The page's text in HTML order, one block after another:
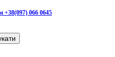
+38(097) 066 0645